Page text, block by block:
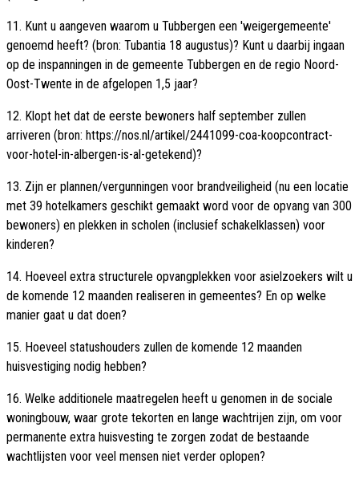
11. Kunt u aangeven waarom u Tubbergen een 'weigergemeente'
genoemd heeft? (bron: Tubantia 18 augustus)? Kunt u daarbij ingaan
op de inspanningen in de gemeente Tubbergen en de regio Noord-
Oost-Twente in de afgelopen 1,5 jaar?
12. Klopt het dat de eerste bewoners half september zullen
arriveren (bron: https://nos.nl/artikel/2441099-coa-koopcontract-
voor-hotel-in-albergen-is-al-getekend)?
13. Zijn er plannen/vergunningen voor brandveiligheid (nu een locatie
met 39 hotelkamers geschikt gemaakt word voor de opvang van 300
bewoners) en plekken in scholen (inclusief schakelklassen) voor
kinderen?
14. Hoeveel extra structurele opvangplekken voor asielzoekers wilt u
de komende 12 maanden realiseren in gemeentes? En op welke
manier gaat u dat doen?
15. Hoeveel statushouders zullen de komende 12 maanden
huisvestiging nodig hebben?
16. Welke additionele maatregelen heeft u genomen in de sociale
woningbouw, waar grote tekorten en lange wachtrijen zijn, om voor
permanente extra huisvesting te zorgen zodat de bestaande
wachtlijsten voor veel mensen niet verder oplopen?